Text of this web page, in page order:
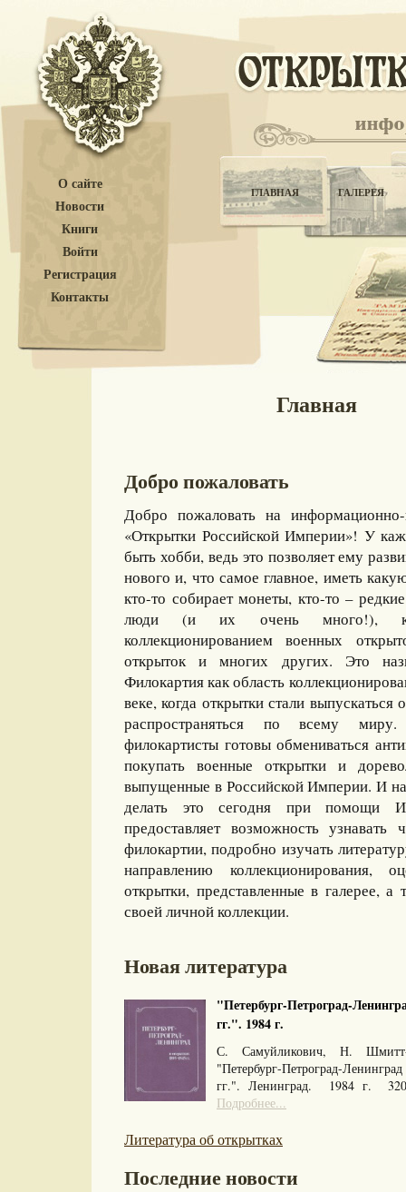
О сайте
Новости
Книги
Войти
Регистрация
Контакты
ГЛАВНАЯ ГАЛЕРЕЯ
Главная
Добро пожаловать
Добро пожаловать на информационно-
«Открытки Российской Империи»! У
быть хобби, ведь это позволяет ему
нового и, что самое главное, иметь
кто-то собирает монеты, кто-то –
люди (и их очень много!),
коллекционированием военных
открыток и многих других. Это
Филокартия как область
веке, когда открытки стали
распространяться по всему
филокартисты готовы обмениваться
покупать военные открытки и
выпущенные в Российской Империи. И
делать это сегодня при помощи
предоставляет возможность
филокартии, подробно изучать
направлению коллекционирования,
открытки, представленные в галерее, а
своей личной коллекции.
Новая литература
"Петербург-Петроград-
гг.". 1984 г.
С. Самуйликович, Н.
"Петербург-Петроград-
гг.". Ленинград. 1984 г.
Подробнее...
Литература об открытках
Последние новости